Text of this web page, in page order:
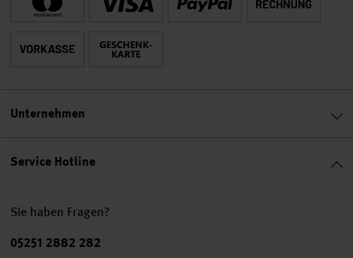
Service Hotline
Sie haben Fragen?
Telefonnummer
05251 2882 282
Unternehmen